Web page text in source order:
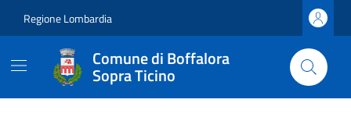
Regione Lombardia
Comune di Boffalora
Sopra Ticino